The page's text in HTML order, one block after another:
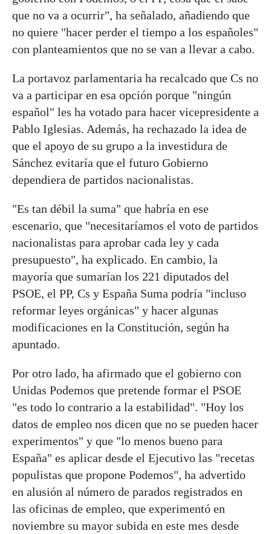
que no va a ocurrir", ha señalado, añadiendo que
no quiere "hacer perder el tiempo a los españoles"
con planteamientos que no se van a llevar a cabo.
La portavoz parlamentaria ha recalcado que Cs no
va a participar en esa opción porque "ningún
español" les ha votado para hacer vicepresidente a
Pablo Iglesias. Además, ha rechazado la idea de
que el apoyo de su grupo a la investidura de
Sánchez evitaría que el futuro Gobierno
dependiera de partidos nacionalistas.
"Es tan débil la suma" que habría en ese
escenario, que "necesitaríamos el voto de partidos
nacionalistas para aprobar cada ley y cada
presupuesto", ha explicado. En cambio, la
mayoría que sumarían los 221 diputados del
PSOE, el PP, Cs y España Suma podría "incluso
reformar leyes orgánicas" y hacer algunas
modificaciones en la Constitución, según ha
apuntado.
Por otro lado, ha afirmado que el gobierno con
Unidas Podemos que pretende formar el PSOE
"es todo lo contrario a la estabilidad". "Hoy los
datos de empleo nos dicen que no se pueden hacer
experimentos" y que "lo menos bueno para
España" es aplicar desde el Ejecutivo las "recetas
populistas que propone Podemos", ha advertido
en alusión al número de parados registrados en
las oficinas de empleo, que experimentó en
noviembre su mayor subida en este mes desde